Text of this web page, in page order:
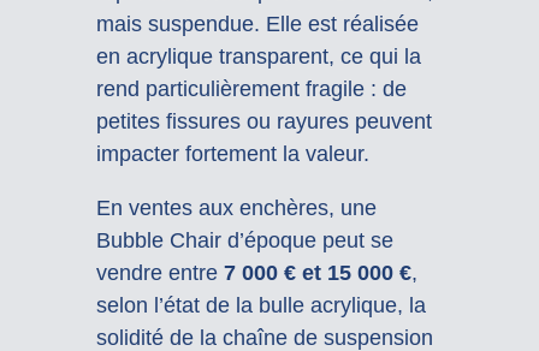
mais suspendue. Elle est réalisée
en acrylique transparent, ce qui la
rend particulièrement fragile : de
petites fissures ou rayures peuvent
impacter fortement la valeur.
En ventes aux enchères, une
Bubble Chair d’époque peut se
vendre entre 7 000 € et 15 000 €,
selon l’état de la bulle acrylique, la
solidité de la chaîne de suspension